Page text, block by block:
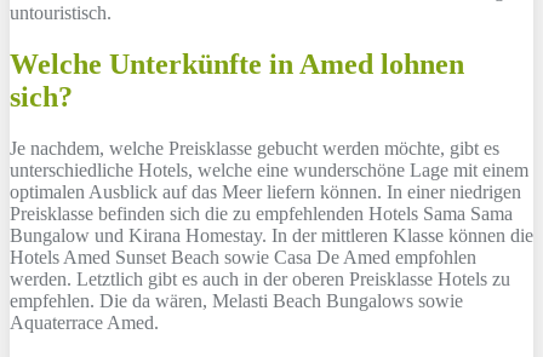
untouristisch.
Welche Unterkünfte in Amed lohnen
sich?
Je nachdem, welche Preisklasse gebucht werden möchte, gibt es
unterschiedliche Hotels, welche eine wunderschöne Lage mit einem
optimalen Ausblick auf das Meer liefern können. In einer niedrigen
Preisklasse befinden sich die zu empfehlenden Hotels Sama Sama
Bungalow und Kirana Homestay. In der mittleren Klasse können die
Hotels Amed Sunset Beach sowie Casa De Amed empfohlen
werden. Letztlich gibt es auch in der oberen Preisklasse Hotels zu
empfehlen. Die da wären, Melasti Beach Bungalows sowie
Aquaterrace Amed.